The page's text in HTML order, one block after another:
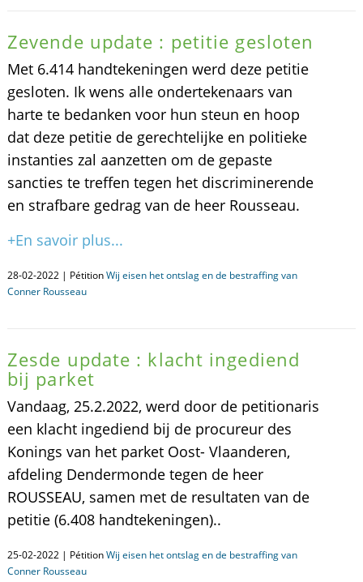
Zevende update : petitie gesloten
Met 6.414 handtekeningen werd deze petitie
gesloten. Ik wens alle ondertekenaars van
harte te bedanken voor hun steun en hoop
dat deze petitie de gerechtelijke en politieke
instanties zal aanzetten om de gepaste
sancties te treffen tegen het discriminerende
en strafbare gedrag van de heer Rousseau.
+En savoir plus...
28-02-2022 | PétitionWij eisen het ontslag en de bestraffing van
Conner Rousseau
Zesde update : klacht ingediend
bij parket
Vandaag, 25.2.2022, werd door de petitionaris
een klacht ingediend bij de procureur des
Konings van het parket Oost- Vlaanderen,
afdeling Dendermonde tegen de heer
ROUSSEAU, samen met de resultaten van de
petitie (6.408 handtekeningen)..
25-02-2022 | PétitionWij eisen het ontslag en de bestraffing van
Conner Rousseau